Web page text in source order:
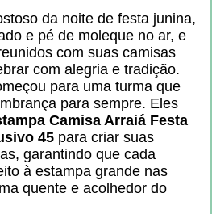
da noite de festa junina,
e pé de moleque no ar, e
com suas camisas
com alegria e tradição.
para uma turma que
para sempre. Eles
Camisa Arraiá Festa
45 para criar suas
garantindo que cada
à estampa grande nas
quente e acolhedor do